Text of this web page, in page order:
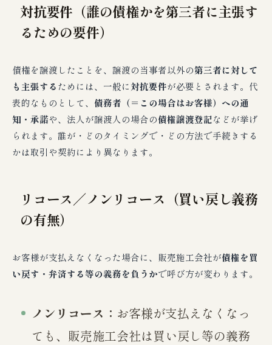
対抗要件（誰の債権かを第三者に主張す
るための要件）
債権を譲渡したことを、譲渡の当事者以外の第三者に対して
も主張するためには、一般に対抗要件が必要とされます。代
表的なものとして、 債務者（＝この場合はお客様）への通
知・承諾や、法人が譲渡人の場合の債権譲渡登記などが挙げ
られます。誰が・どのタイミングで・どの方法で手続きする
かは取引や契約により異なります。
リコース／ノンリコース（買い戻し義務
の有無）
お客様が支払えなくなった場合に、販売施工会社が債権を買
い戻す・弁済する等の義務を負うかで呼び方が変わります。
ノンリコース： お客様が支払えなくなっ
ても、販売施工会社は買い戻し等の義務